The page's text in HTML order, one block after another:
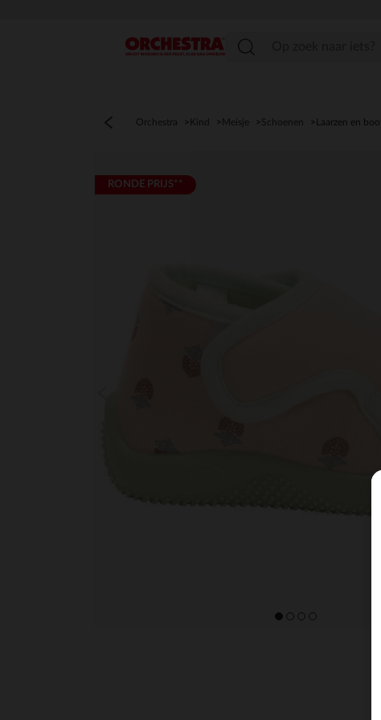
menu
Orchestra Kind Meisje Schoenen Laarzen en
RONDE PRIJS**